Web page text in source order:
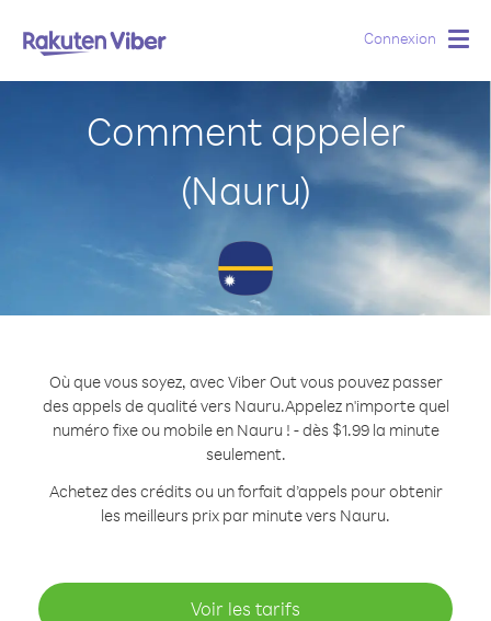
Connexion
Comment appeler
(Nauru)
Où que vous soyez, avec Viber Out vous pouvez passer
des appels de qualité vers Nauru.Appelez n'importe quel
numéro fixe ou mobile en Nauru ! - dès $1.99 la minute
seulement.
Achetez des crédits ou un forfait d’appels pour obtenir
les meilleurs prix par minute vers Nauru.
Voir les tarifs